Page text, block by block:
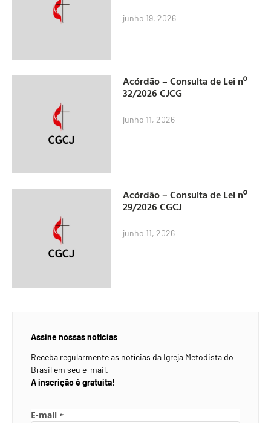
junho 19, 2026
Acórdão – Consulta de Lei nº
32/2026 CJCG
junho 11, 2026
Acórdão – Consulta de Lei nº
29/2026 CGCJ
junho 11, 2026
Assine nossas notícias
Receba regularmente as notícias da Igreja Metodista do
Brasil em seu e-mail.
A inscrição é gratuita!